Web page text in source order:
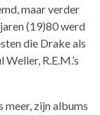
maar verder
(19)80 werd
die Drake als
R.E.M.’s
meer, zijn albums